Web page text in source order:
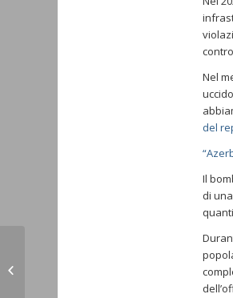
Nel
del
Il
di